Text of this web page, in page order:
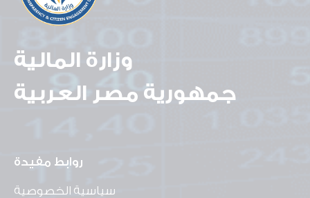
وزارة المالية
جمهورية مصر العربية
روابط مفيدة
سياسية الخصوصية